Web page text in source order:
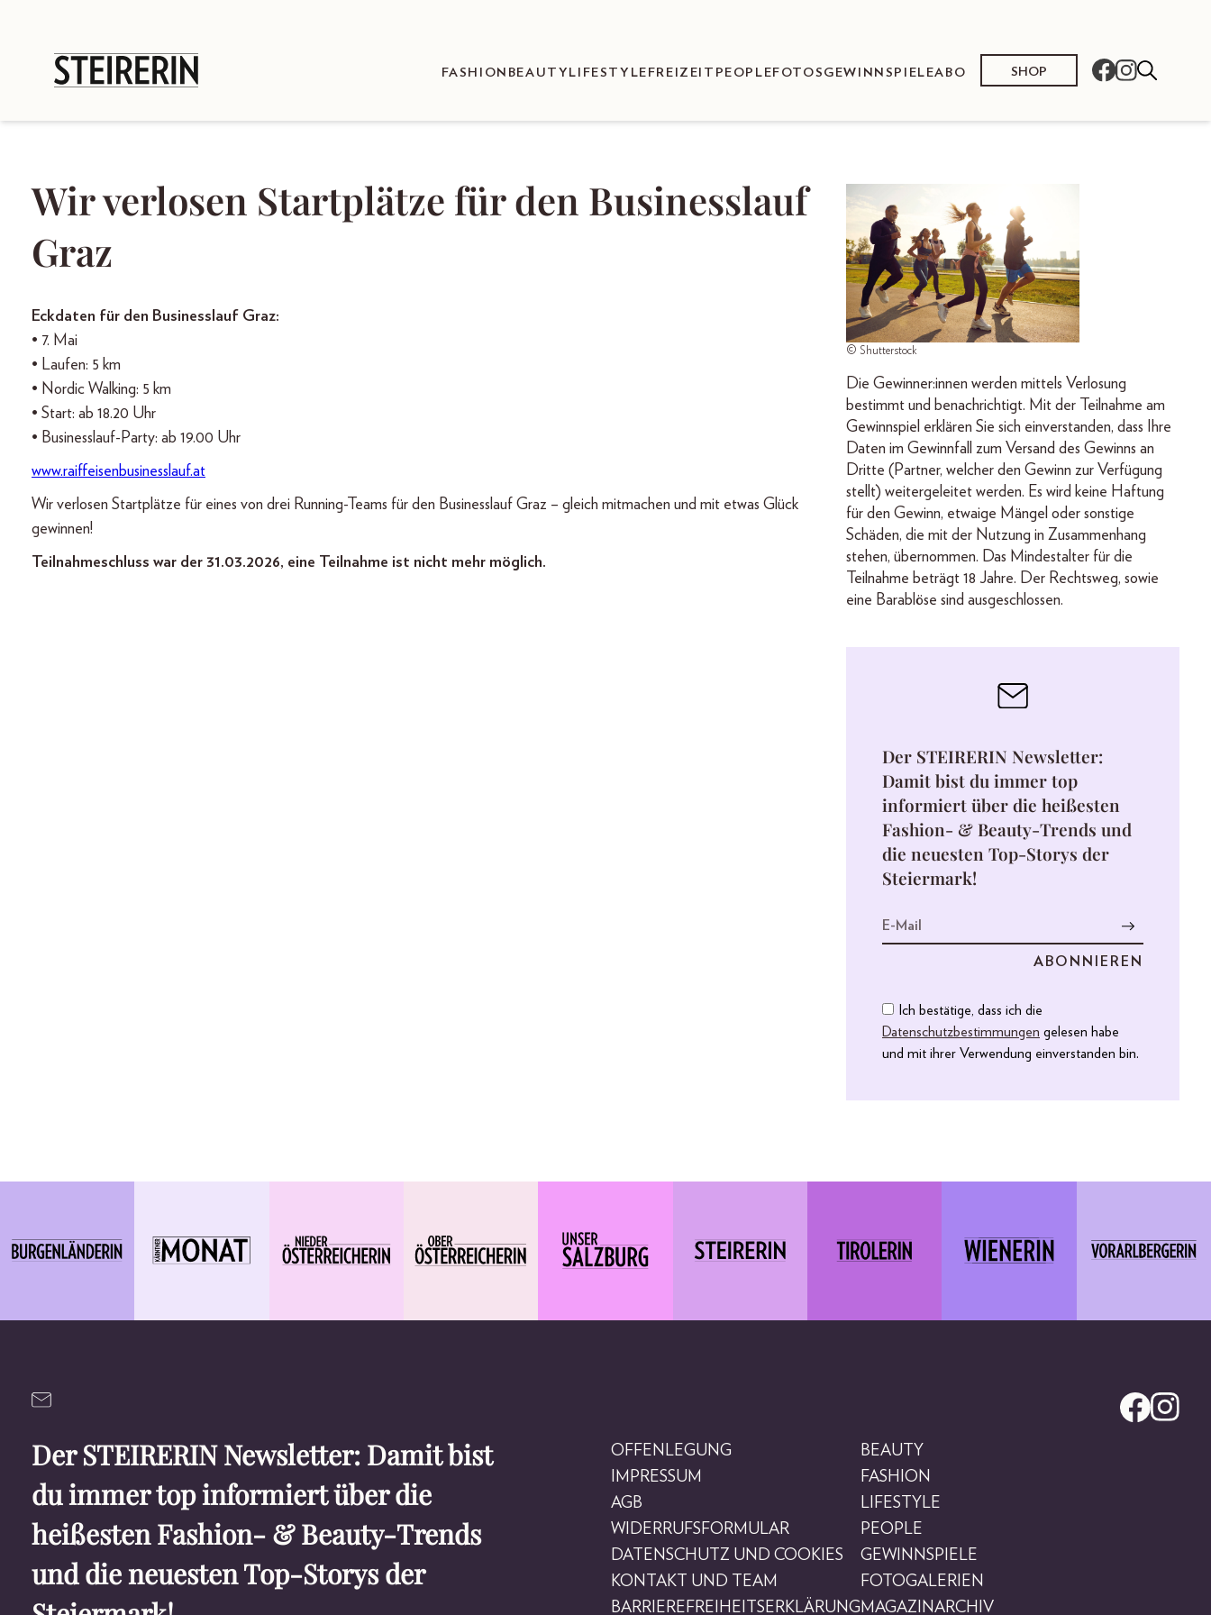
FASHION BEAUTY LIFESTYLE FREIZEIT PEOPLEFOTOS GEWINNSPIELEABO SHOP
Wir verlosen Startplätze für den Businesslauf
Graz
Eckdaten für den Businesslauf Graz:
• 7. Mai
• Laufen: 5 km
• Nordic Walking: 5 km
• Start: ab 18.20 Uhr
• Businesslauf-Party: ab 19.00 Uhr
www.raiffeisenbusinesslauf.at
Wir verlosen Startplätze für eines von drei Running-Teams für den Businesslauf Graz – gleich mitmachen und mit etwas Glück
gewinnen!
Teilnahmeschluss war der 31.03.2026, eine Teilnahme ist nicht mehr möglich.
© Shutterstock
Die Gewinner:innen werden mittels Verlosung
bestimmt und benachrichtigt. Mit der Teilnahme am
Gewinnspiel erklären Sie sich einverstanden, dass Ihre
Daten im Gewinnfall zum Versand des Gewinns an
Dritte (Partner, welcher den Gewinn zur Verfügung
stellt) weitergeleitet werden. Es wird keine Haftung
für den Gewinn, etwaige Mängel oder sonstige
Schäden, die mit der Nutzung in Zusammenhang
stehen, übernommen. Das Mindestalter für die
Teilnahme beträgt 18 Jahre. Der Rechtsweg, sowie
eine Barablöse sind ausgeschlossen.
Der STEIRERIN Newsletter:
Damit bist du immer top
informiert über die heißesten
Fashion- & Beauty-Trends und
die neuesten Top-Storys der
Steiermark!
Ich bestätige, dass ich die
Datenschutzbestimmungen gelesen habe
und mit ihrer Verwendung einverstanden bin.
Der STEIRERIN Newsletter: Damit bist
du immer top informiert über die
heißesten Fashion- & Beauty-Trends
und die neuesten Top-Storys der
OFFENLEGUNG
IMPRESSUM
AGB
WIDERRUFSFORMULAR
DATENSCHUTZ UND COOKIES
KONTAKT UND TEAM
BARRIEREFREIHEITSERKLÄRUNG
BEAUTY
FASHION
LIFESTYLE
PEOPLE
GEWINNSPIELE
FOTOGALERIEN
MAGAZINARCHIV